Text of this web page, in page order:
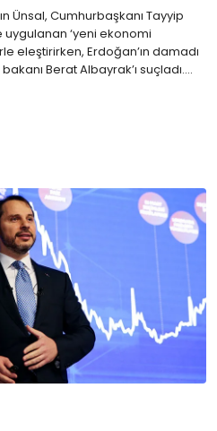
Ünsal, Cumhurbaşkanı Tayyip
‘yeni ekonomi
eleştirirken, Erdoğan’ın damadı
Berat Albayrak’ı suçladı.…